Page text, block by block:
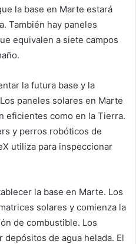
la base en Marte estará
También hay paneles
equivalen a siete campos
la futura base y la
paneles solares en Marte
eficientes como en la Tierra.
y perros robóticos de
utiliza para inspeccionar
la base en Marte. Los
solares y comienza la
de combustible. Los
de agua helada. El